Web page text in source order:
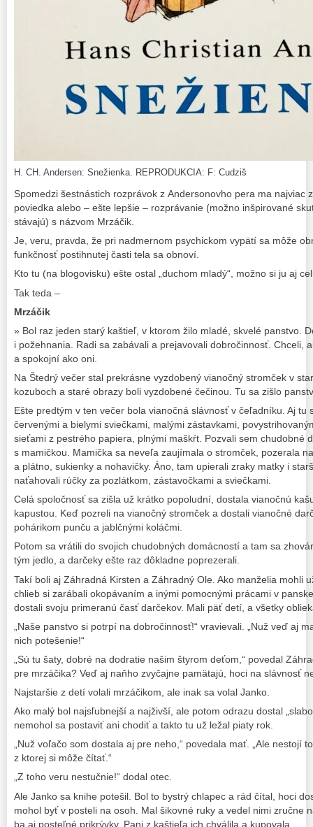
H. CH. Andersen: Snežienka. REPRODUKCIA: F: Cudziš
Spomedzi šestnástich rozprávok z Andersonovho pera ma najviac
poviedka alebo – ešte lepšie – rozprávanie (možno inšpirované
stávajú) s názvom Mrzáčik.
Je, veru, pravda, že pri nadmernom psychickom vypätí sa môže
funkčnosť postihnutej časti tela sa obnoví.
Kto tu (na blogovisku) ešte ostal „duchom mladý“, možno si ju aj
Tak teda –
Mrzáčik
» Bol raz jeden starý kaštieľ, v ktorom žilo mladé, skvelé panstvo.
i požehnania. Radi sa zabávali a prejavovali dobročinnosť. Chceli,
a spokojní ako oni.
Na Štedrý večer stal prekrásne vyzdobený vianočný stromček v
kozuboch a staré obrazy boli vyzdobené čečinou. Tu sa zišlo
Ešte predtým v ten večer bola vianočná slávnosť v čeľadníku. Aj tu
červenými a bielymi sviečkami, malými zástavkami,
sieťami z pestrého papiera, plnými maškŕt. Pozvali sem chudobné
s mamičkou. Mamička sa neveľa zaujímala o stromček, pozerala
a plátno, sukienky a nohavičky. Áno, tam upierali zraky matky i
naťahovali rúčky za pozlátkom, zástavočkami a sviečkami.
Celá spoločnosť sa zišla už krátko popoludní, dostala vianočnú
kapustou. Keď pozreli na vianočný stromček a dostali vianočné
pohárikom punču a jablčnými koláčmi.
Potom sa vrátili do svojich chudobných domácností a tam sa
tým jedlo, a darčeky ešte raz dôkladne poprezerali.
Takí boli aj Záhradná Kirsten a Záhradný Ole. Ako manželia mohli
chlieb si zarábali okopávaním a inými pomocnými prácami v
dostali svoju primeranú časť darčekov. Mali päť detí, a všetky
„Naše panstvo si potrpí na dobročinnosť!“ vravievali. „Nuž veď aj
nich potešenie!“
„Sú tu šaty, dobré na dodratie našim štyrom deťom,“ povedal
pre mrzáčika? Veď aj naňho zvyčajne pamätajú, hoci na slávnosť
Najstaršie z detí volali mrzáčikom, ale inak sa volal Janko.
Ako malý bol najsľubnejší a najživší, ale potom odrazu dostal
nemohol sa postaviť ani chodiť a takto tu už ležal piaty rok.
„Nuž voľačo som dostala aj pre neho,“ povedala mať. „Ale nestojí
z ktorej si môže čítať.“
„Z toho veru nestučnie!“ dodal otec.
Ale Janko sa knihe potešil. Bol to bystrý chlapec a rád čítal, hoci
mohol byť v posteli na osoh. Mal šikovné ruky a vedel nimi zručne
ba aj posteľné prikrývky. Pani z kaštieľa ich chválila a kupovala.